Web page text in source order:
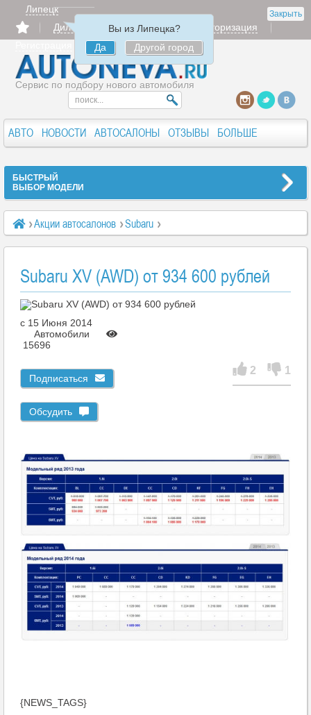
Закрыть
Липецк
Вы из Липецка?
Да
Другой город
Дилерам Продать
Авторизация
Сервис по подбору нового автомобиля
АВТО НОВОСТИ АВТОСАЛОНЫ ОТЗЫВЫ БОЛЬШЕ
БЫСТРЫЙ
ВЫБОР МОДЕЛИ
Акции автосалонов Subaru
Subaru XV (AWD) от 934 600 рублей
Subaru XV (AWD) от 934 600 рублей
c 15 Июня 2014
Автомобили
15696
Подписаться
Обсудить
2 1
{NEWS_TAGS}